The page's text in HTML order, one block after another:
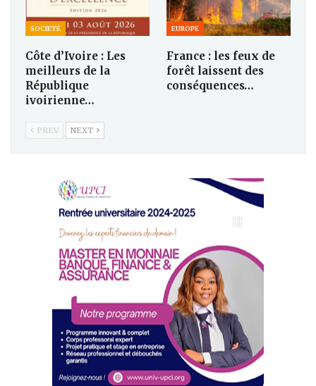
SOCIETÉ
Côte d’Ivoire : Les
meilleurs de la
République
ivoirienne…
EUROPE
France : les feux de
forêt laissent des
conséquences…
PREV NEXT